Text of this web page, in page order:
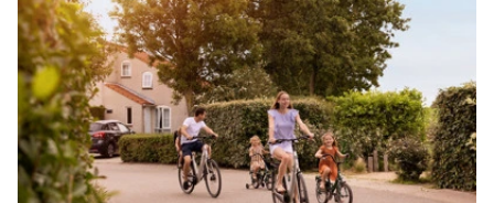
Softtopper.
Im Freien befindet sich eine möblierte Terrasse mit
einem Sonnenschirm. Der Bungalow verfügt über
Treppenschutzgitter und kindersichere Steckdosen.
Sie können das kostenlose WLAN nutzen, und an der